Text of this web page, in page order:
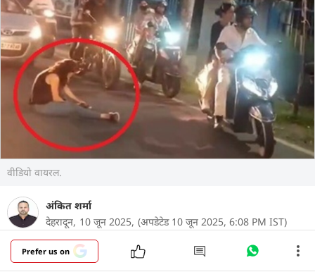
वीडियो वायरल.
अंकित शर्मा
देहरादून, 10 जून 2025, (अपडेटेड 10 जून 2025, 6:08 PM IST)
Prefer us on